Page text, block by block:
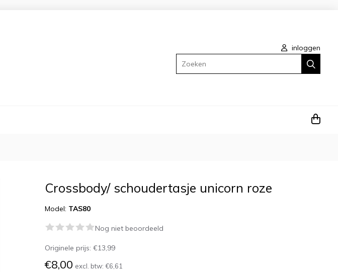
inloggen
Zoeken
Crossbody/ schoudertasje unicorn roze
Model: TAS80
Nog niet beoordeeld
Originele prijs:€13,99
€8,00 excl. btw:€6,61